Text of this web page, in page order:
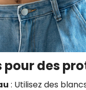
des
: Utilisez des